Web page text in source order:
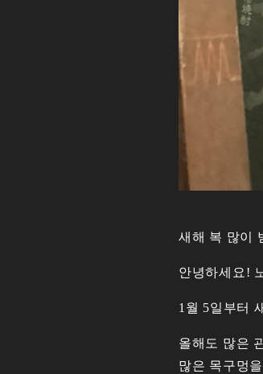
새해 복 많이
안녕하세요!
1월 5일부터
올해도 많은
많은 목구멍